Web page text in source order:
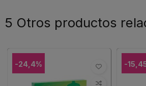
5 Otros productos
-24,4% -